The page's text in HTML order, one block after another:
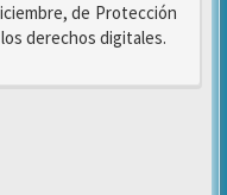
de Protección
derechos digitales.